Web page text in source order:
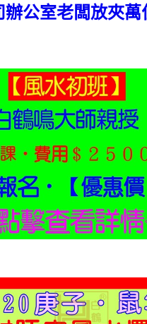
公室老闆放夾萬